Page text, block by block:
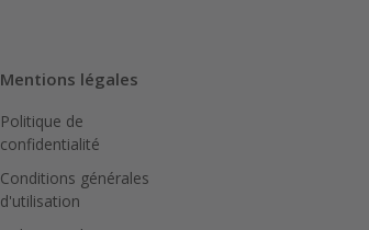
Mentions légales
Politique de
confidentialité
Conditions générales
d'utilisation